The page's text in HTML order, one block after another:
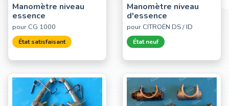
Manomètre niveau
essence
pour CG 1000
État satisfaisant
Manomètre niveau
d'essence
pour CITROËN DS / ID
État neuf